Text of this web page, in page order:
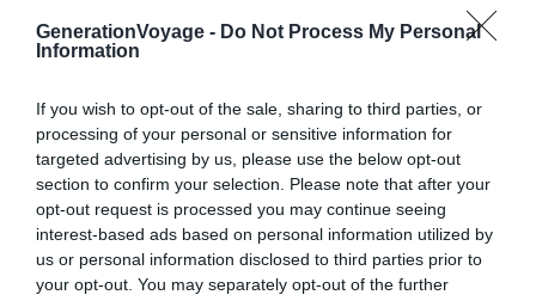
GenerationVoyage - Do Not Process My Personal
Information
If you wish to opt-out of the sale, sharing to third parties, or
processing of your personal or sensitive information for
targeted advertising by us, please use the below opt-out
section to confirm your selection. Please note that after your
opt-out request is processed you may continue seeing
interest-based ads based on personal information utilized by
us or personal information disclosed to third parties prior to
your opt-out. You may separately opt-out of the further
Que voir et faire sur l’île de Torcello ?
Le musée dell’ Estuario
Ce petit musée retrace dans les grandes lignes l’histoire
de Torcello, d’un point de vue archéologique, puis
médiéval et moderne. Vous découvrirez le faste passé
de l’île, démontré par quelques belles pièces intactes
comme des vases ou des sculptures.